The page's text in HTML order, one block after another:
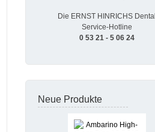
Die ERNST HINRICHS Dental
Service-Hotline
0 53 21 - 5 06 24
Neue Produkte